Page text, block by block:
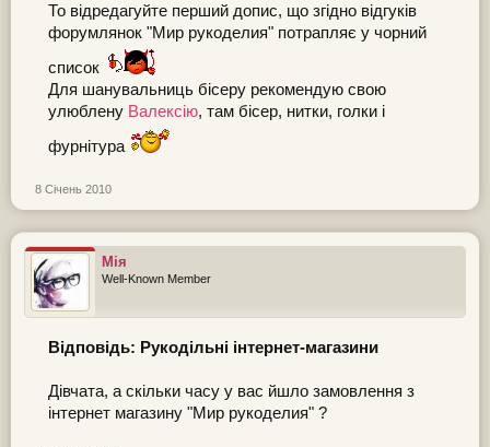
То відредагуйте перший допис, що згідно відгуків
форумлянок "Мир рукоделия" потрапляє у чорний
список
Для шанувальниць бісеру рекомендую свою
улюблену Валексію, там бісер, нитки, голки і
фурнітура
8 Січень 2010
Мія
Well-Known Member
Відповідь: Рукодільні інтернет-магазини
Дівчата, а скільки часу у вас йшло замовлення з
інтернет магазину "Мир рукоделия" ?